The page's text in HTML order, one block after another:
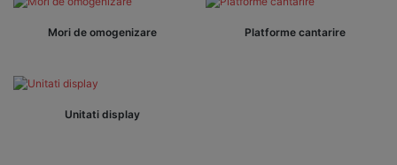
Mori de omogenizare Platforme cantarire
Unitati display